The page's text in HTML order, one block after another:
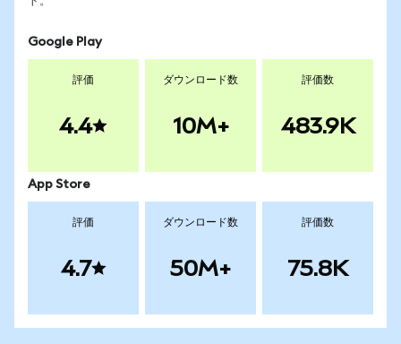
Google Play
評価
4.4
ダウンロード数
10M+
評価数
483.9K
App Store
評価
4.7
ダウンロード数
50M+
評価数
75.8K